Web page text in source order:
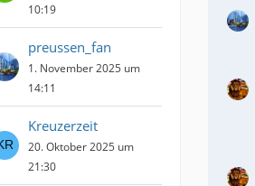
10:19
preussen_fan
1. November 2025 um
14:11
Kreuzerzeit
20. Oktober 2025 um
21:30